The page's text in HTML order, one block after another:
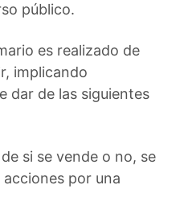
público.
es realizado de
implicando
dar de las siguientes
si se vende o no, se
por una